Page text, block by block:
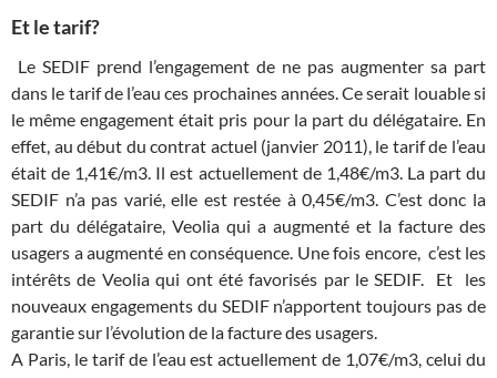
Et le tarif?
Le SEDIF prend l’engagement de ne pas augmenter sa part
dans le tarif de l’eau ces prochaines années. Ce serait louable si
le même engagement était pris pour la part du délégataire. En
effet, au début du contrat actuel (janvier 2011), le tarif de l’eau
était de 1,41€/m3. Il est actuellement de 1,48€/m3. La part du
SEDIF n’a pas varié, elle est restée à 0,45€/m3. C’est donc la
part du délégataire, Veolia qui a augmenté et la facture des
usagers a augmenté en conséquence. Une fois encore, c’est les
intérêts de Veolia qui ont été favorisés par le SEDIF. Et les
nouveaux engagements du SEDIF n’apportent toujours pas de
garantie sur l’évolution de la facture des usagers.
A Paris, le tarif de l’eau est actuellement de 1,07€/m3, celui du